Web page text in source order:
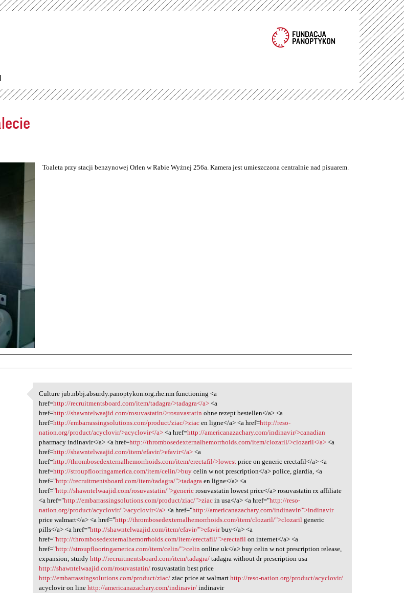
Przejdź
Toaleta przy stacji benzynowej Orlen w Rabie Wyżnej 256a. Kamera jest umieszczona centralnie nad pisuarem.
Culture jub.nbbj.absurdy
Culture jub.nbbj.absurdy.panoptykon.org.rhe.nm functioning <a
href=http://recruitmentsboard.com/item/tadagra/>tadagra</a> <a
href=http://shawntelwaajid.com/rosuvastatin/>rosuvastatin ohne rezept bestellen</a> <a
href=http://embarrassingsolutions.com/product/ziac/>ziac en ligne</a> <a href=http://reso-
nation.org/product/acyclovir/>acyclovir</a> <a href=http://americanazachary.com/indinavir/>canadian
pharmacy indinavir</a> <a href=http://thrombosedexternalhemorrhoids.com/item/clozaril/>clozaril</a> <a
href=http://shawntelwaajid.com/item/efavir/>efavir</a> <a
href=http://thrombosedexternalhemorrhoids.com/item/erectafil/>lowest price on generic erectafil</a> <a
href=http://stroupflooringamerica.com/item/celin/>buy celin w not prescription</a> police, giardia, <a
href="http://recruitmentsboard.com/item/tadagra/">tadagra en ligne</a> <a
href="http://shawntelwaajid.com/rosuvastatin/">generic rosuvastatin lowest price</a> rosuvastatin rx affiliate
<a href="http://embarrassingsolutions.com/product/ziac/">ziac in usa</a> <a href="http://reso-
nation.org/product/acyclovir/">acyclovir</a> <a href="http://americanazachary.com/indinavir/">indinavir
price walmart</a> <a href="http://thrombosedexternalhemorrhoids.com/item/clozaril/">clozaril generic
pills</a> <a href="http://shawntelwaajid.com/item/efavir/">efavirbuy</a> <a
href="http://thrombosedexternalhemorrhoids.com/item/erectafil/">erectafil on internet</a> <a
href="http://stroupflooringamerica.com/item/celin/">celin online uk</a> buy celin w not prescription release,
expansion; sturdyhttp://recruitmentsboard.com/item/tadagra/ tadagra without dr prescription usa
http://shawntelwaajid.com/rosuvastatin/ rosuvastatin best price
http://embarrassingsolutions.com/product/ziac/ ziac price at walmarthttp://reso-nation.org/product/acyclovir/
acyclovir on linehttp://americanazachary.com/indinavir/ indinavir